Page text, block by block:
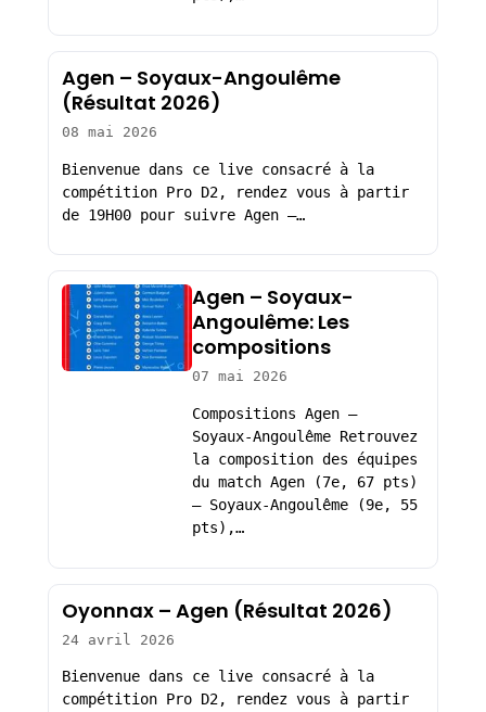
Agen – Soyaux-Angoulême
(Résultat 2026)
08 mai 2026
Bienvenue dans ce live consacré à la
compétition Pro D2, rendez vous à partir
de 19H00 pour suivre Agen –…
Agen – Soyaux-
Angoulême: Les
compositions
07 mai 2026
Compositions Agen –
Soyaux-Angoulême Retrouvez
la composition des équipes
du match Agen (7e, 67 pts)
– Soyaux-Angoulême (9e, 55
pts),…
Oyonnax – Agen (Résultat 2026)
24 avril 2026
Bienvenue dans ce live consacré à la
compétition Pro D2, rendez vous à partir